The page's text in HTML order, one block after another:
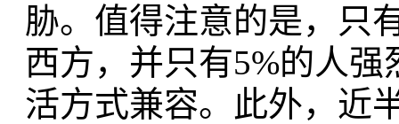
胁。值得注意的是，只
西方，并只有5%的人
活方式兼容。此外，近